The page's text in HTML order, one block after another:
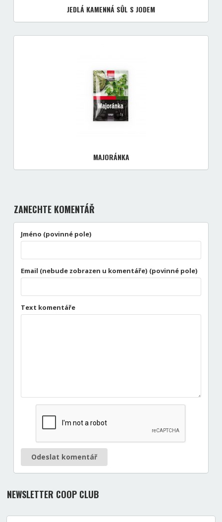
JEDLÁ KAMENNÁ SŮL S JODEM
MAJORÁNKA
ZANECHTE KOMENTÁŘ
Jméno (povinné pole)
Email (nebude zobrazen u komentáře) (povinné pole)
Text komentáře
Odeslat komentář
NEWSLETTER COOP CLUB